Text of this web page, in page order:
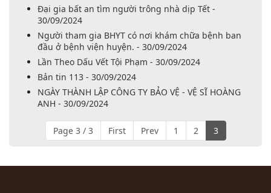
Đại gia bất an tìm người trông nhà dịp Tết -
30/09/2024
Người tham gia BHYT có nơi khám chữa bệnh ban
đầu ở bệnh viện huyện. - 30/09/2024
Lần Theo Dấu Vết Tội Phạm - 30/09/2024
Bản tin 113 - 30/09/2024
NGÀY THÀNH LẬP CÔNG TY BẢO VỆ - VỆ SĨ HOÀNG
ANH - 30/09/2024
Page 3 / 3 First Prev 1 2 3